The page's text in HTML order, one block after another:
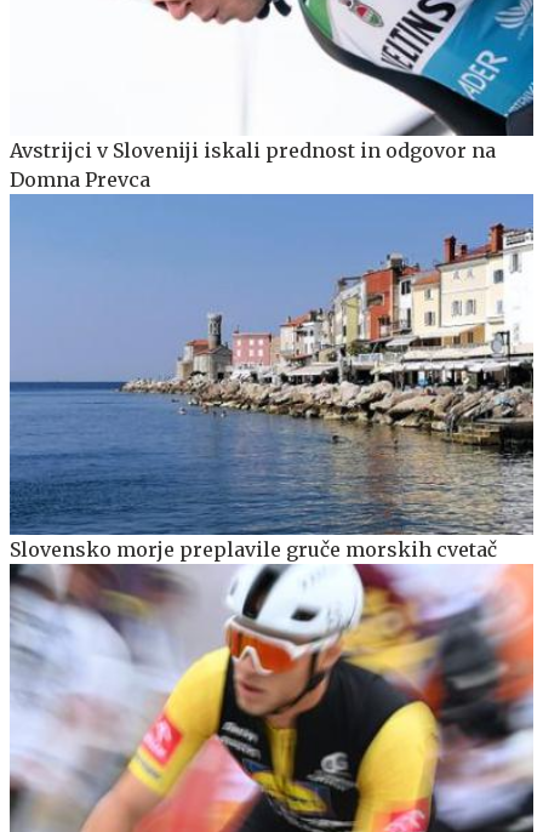
Avstrijci v Sloveniji iskali prednost in odgovor na
Domna Prevca
Slovensko morje preplavile gruče morskih cvetač